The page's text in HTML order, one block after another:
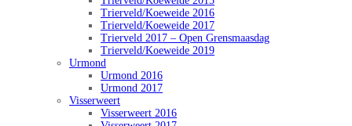
Trierveld/Koeweide 2016
Trierveld/Koeweide 2017
Trierveld 2017 – Open Grensmaasdag
Trierveld/Koeweide 2019
Urmond
Urmond 2016
Urmond 2017
Visserweert
Visserweert 2016